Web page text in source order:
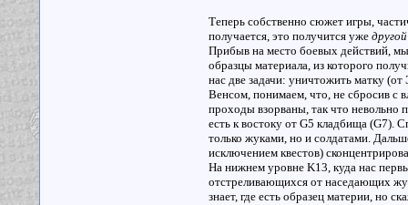
Теперь собственно сюжет игры,
получается, это получится уже другой
Прибыв на место боевых действий, мы
образцы материала, из которого
нас две задачи: уничтожить матку
Венсом, понимаем, что, не сбросив с
проходы взорваны, так что
есть к востоку от G5 кладбища (G7).
только жуками, но и солдатами.
исключением квестов)
На нижнем уровне K13, куда нас
отстреливающихся от наседающих
знает, где есть образец материи, но